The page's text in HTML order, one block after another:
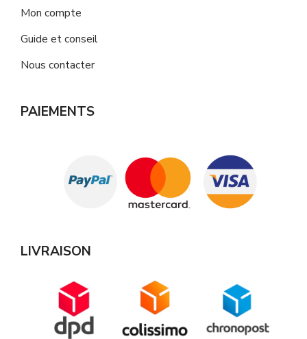
Mon compte
Guide et conseil
Nous contacter
PAIEMENTS
LIVRAISON